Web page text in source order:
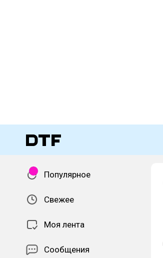
Популярное
Свежее
Моя лента
Сообщения